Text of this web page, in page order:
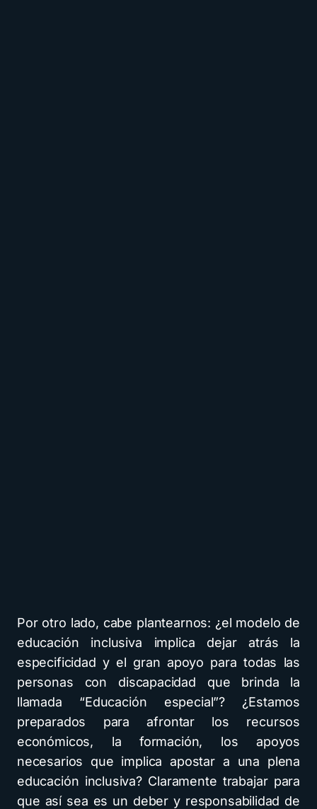
Por otro lado, cabe plantearnos: ¿el modelo de
educación inclusiva implica dejar atrás la
especificidad y el gran apoyo para todas las
personas con discapacidad que brinda la
llamada “Educación especial”? ¿Estamos
preparados para afrontar los recursos
económicos, la formación, los apoyos
necesarios que implica apostar a una plena
educación inclusiva? Claramente trabajar para
que así sea es un deber y responsabilidad de